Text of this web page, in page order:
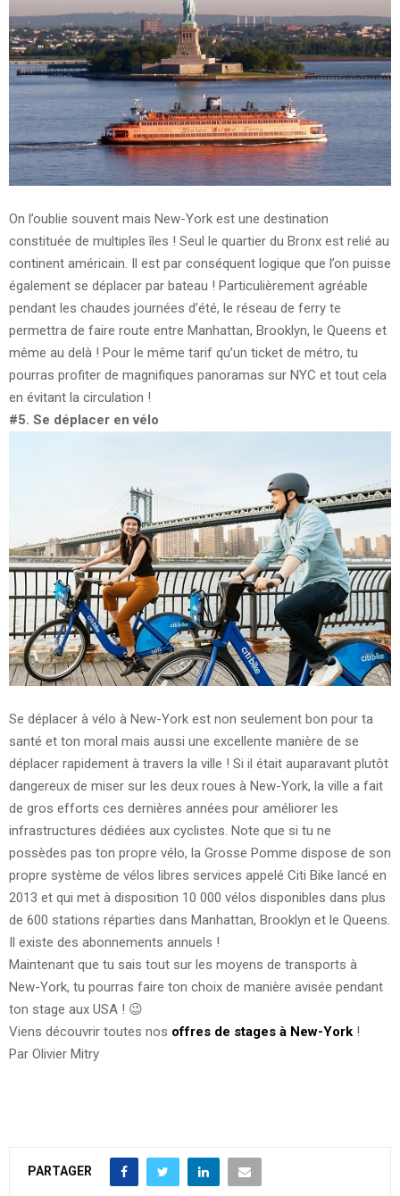
On l’oublie souvent mais New-York est une destination
constituée de multiples îles ! Seul le quartier du Bronx est relié au
continent américain. Il est par conséquent logique que l’on puisse
également se déplacer par bateau ! Particulièrement agréable
pendant les chaudes journées d’été, le réseau de ferry te
permettra de faire route entre Manhattan, Brooklyn, le Queens et
même au delà ! Pour le même tarif qu’un ticket de métro, tu
pourras profiter de magnifiques panoramas sur NYC et tout cela
en évitant la circulation !
#5. Se déplacer en vélo
Se déplacer à vélo à New-York est non seulement bon pour ta
santé et ton moral mais aussi une excellente manière de se
déplacer rapidement à travers la ville ! Si il était auparavant plutôt
dangereux de miser sur les deux roues à New-York, la ville a fait
de gros efforts ces dernières années pour améliorer les
infrastructures dédiées aux cyclistes. Note que si tu ne
possèdes pas ton propre vélo, la Grosse Pomme dispose de son
propre système de vélos libres services appelé Citi Bike lancé en
2013 et qui met à disposition 10 000 vélos disponibles dans plus
de 600 stations réparties dans Manhattan, Brooklyn et le Queens.
Il existe des abonnements annuels !
Maintenant que tu sais tout sur les moyens de transports à
New-York, tu pourras faire ton choix de manière avisée pendant
ton stage aux USA ! 😉
Viens découvrir toutes nos offres de stages à New-York !
Par Olivier Mitry
PARTAGER